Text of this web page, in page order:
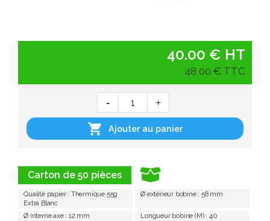
Carton de 50 pièces
Qualité papier : Thermique 55g
Extra Blanc
Ø extérieur bobine : 58 mm
Ø interne axe : 12 mm Longueur bobine (M) : 40
40.00 € HT
48,00 € TTC
 Ajouter au panier